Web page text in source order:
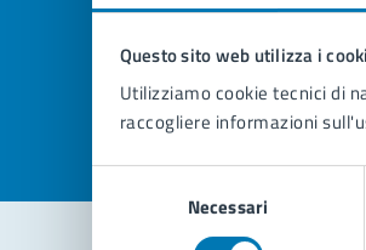
Questo sito web utilizza i
Utilizziamo cookie tecnici di
raccogliere informazioni
del
Necessari
Valuta la